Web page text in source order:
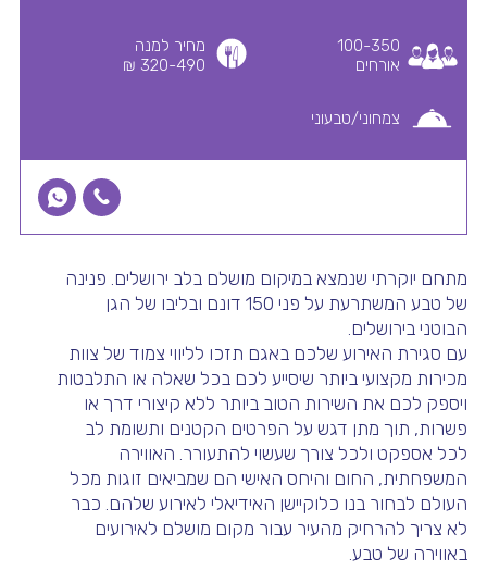
100-350
אורחים
מחיר למנה
320-490 ₪
צמחוני/טבעוני
מתחם יוקרתי שנמצא במיקום מושלם בלב ירושלים. פנינה
של טבע המשתרעת על פני 150 דונם ובליבו של הגן
הבוטני בירושלים.
עם סגירת האירוע שלכם באגם תזכו לליווי צמוד של צוות
מכירות מקצועי ביותר שיסייע לכם בכל שאלה או התלבטות
ויספק לכם את השירות הטוב ביותר ללא קיצורי דרך או
פשרות, תוך מתן דגש על הפרטים הקטנים ותשומת לב
לכל אספקט ולכל צורך שעשוי להתעורר. האווירה
המשפחתית, החום והיחס האישי הם שמביאים זוגות מכל
העולם לבחור בנו כלוקיישן האידיאלי לאירוע שלהם. כבר
לא צריך להרחיק מהעיר עבור מקום מושלם לאירועים
באווירה של טבע.